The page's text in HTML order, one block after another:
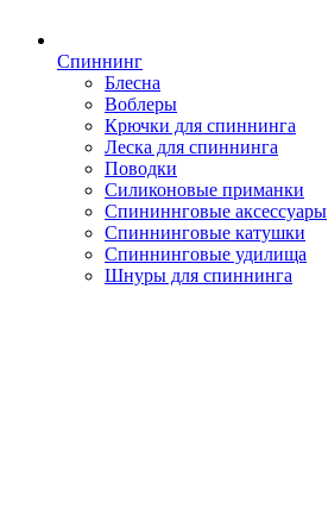
Спиннинг
Блесна
Воблеры
Крючки для спиннинга
Леска для спиннинга
Поводки
Силиконовые приманки
Спининнговые аксессуары
Спиннинговые катушки
Спиннинговые удилища
Шнуры для спиннинга